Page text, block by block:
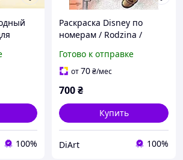
100%
Раскраска Disney по
номерам / Rodzina /
терапия
Готово к отправке
от70₴/мес
700₴
Купить
DiArt 100%